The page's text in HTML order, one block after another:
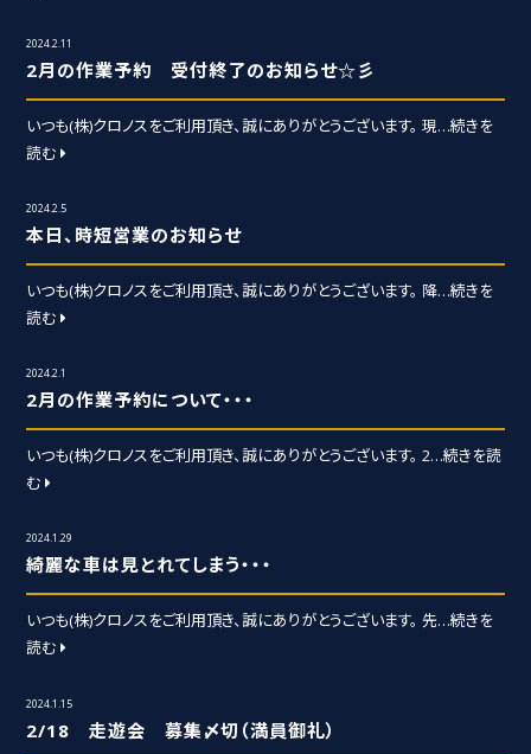
2024.2.11
2月の作業予約 受付終了のお知らせ☆彡
いつも(株)クロノスをご利用頂き、誠にありがとうございます。 現…続きを
読む
2024.2.5
本日、時短営業のお知らせ
いつも(株)クロノスをご利用頂き、誠にありがとうございます。 降…続きを
読む
2024.2.1
2月の作業予約について・・・
いつも(株)クロノスをご利用頂き、誠にありがとうございます。 2…続きを読
む
2024.1.29
綺麗な車は見とれてしまう・・・
いつも(株)クロノスをご利用頂き、誠にありがとうございます。 先…続きを
読む
2024.1.15
2/18 走遊会 募集〆切（満員御礼）